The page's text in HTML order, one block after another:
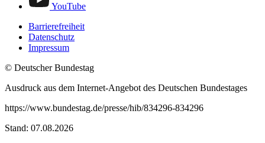
YouTube
Barrierefreiheit
Datenschutz
Impressum
© Deutscher Bundestag
Ausdruck aus dem Internet-Angebot des Deutschen Bundestages
https://www.bundestag.de/presse/hib/834296-834296
Stand: 07.08.2026